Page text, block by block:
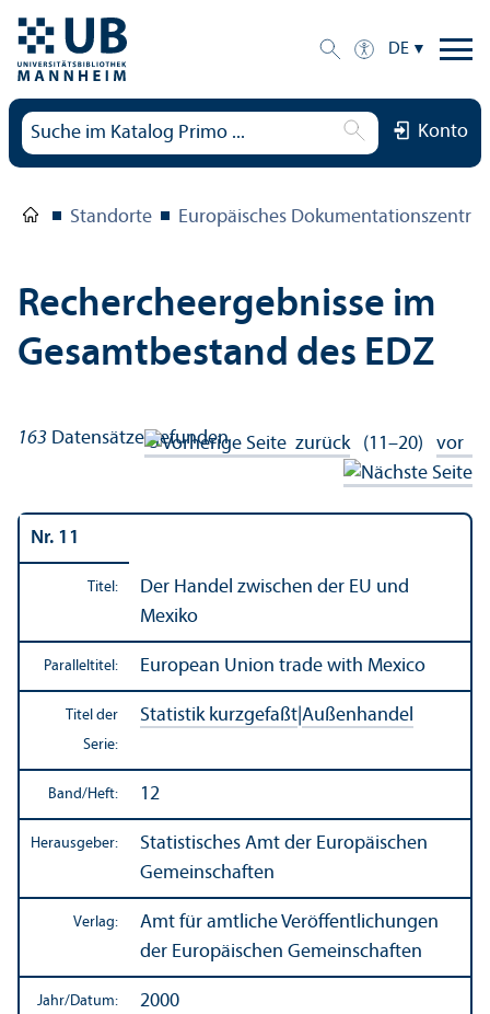
DE
Konto
Standorte Europäisches
Rechercheergebnisse im
Gesamtbestand des EDZ
163 Datensätze gefunden zurück(11–20) vor
Nr. 11
Titel:
Der Handel zwischen der EU und
Mexiko
Paralleltitel: European Union trade with Mexico
Titel der
Serie:
Statistik kurzgefaßt Außen­handel
Band/Heft: 12
Herausgeber:
Statistisches Amt der Europäischen
Gemeinschaften
Verlag:
Amt für amtliche Veröffentlichungen
der Europäischen Gemeinschaften
Jahr/Datum: 2000